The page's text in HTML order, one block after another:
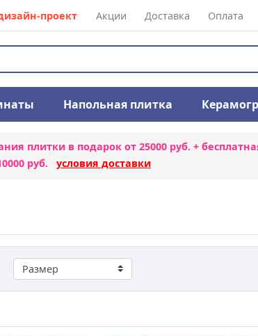
проект Акции Доставка Оплата
Напольная плитка
плиткив подарок от 25000 руб. +
руб. условия доставки